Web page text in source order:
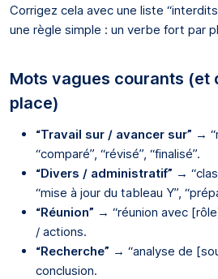
Corrigez cela avec une liste
une règle simple : un verbe fort par
Mots vagues courants (et
place)
“Travail sur / avancer sur” →
“comparé”, “révisé”, “finalisé”.
“Divers / administratif” →
“mise à jour du tableau Y”,
“Réunion” → “réunion avec
/ actions.
“Recherche” → “analyse de
conclusion.